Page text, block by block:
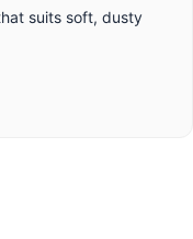
suits soft, dusty